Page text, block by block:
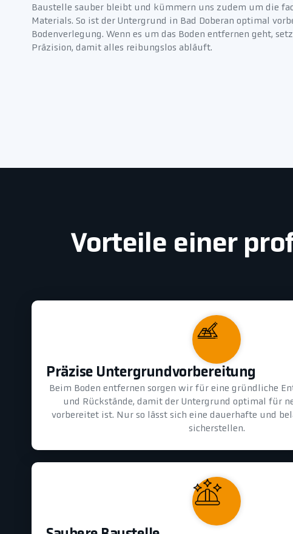
Baustelle sauber bleibt und kümmern uns zudem um die
Materials. So ist der Untergrund in Bad Doberan optimal
Bodenverlegung. Wenn es um das Boden entfernen geht,
Präzision, damit alles reibungslos abläuft.
Vorteile einer
Präzise Untergrundvorbereitung
Beim Boden entfernen sorgen wir für eine gründliche
und Rückstände, damit der Untergrund optimal für
vorbereitet ist. Nur so lässt sich eine dauerhafte und
sicherstellen.